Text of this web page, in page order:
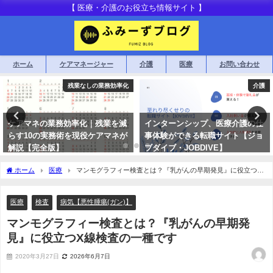
【 医療・介護のお役立ち情報サイト 】
ホーム ケアマネージャー 介護 医療 お問い合わせ
残業なしの業務効率化
ケアマネの業務効率化｜残業を減
らす10の実務術を現役ケアマネが
解説【完全版】
介護
インターンシップ、医療介護の仕
事体験ができる転職サイト【ジョ
ブダイブ・JOBDIVE】
ホーム 医療
マンモグラフィー検査とは？『乳がんの早期発見』に役立つX
医療 検査 病気【悪性腫瘍(ガン)】
マンモグラフィー検査とは？『乳がんの早期発
見』に役立つX線検査の一種です
2020年3月27日 2026年6月7日